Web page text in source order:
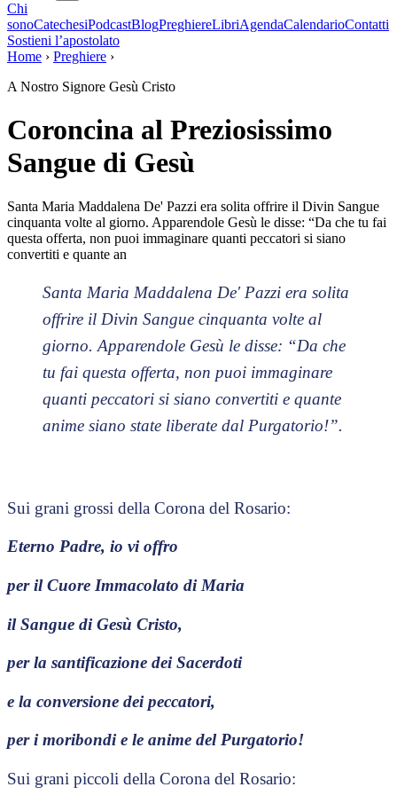
Chi
sonoCatechesiPodcastBlogPreghiereLibriAgendaCalendarioContatti
Sostieni l’apostolato
Home › Preghiere ›
A Nostro Signore Gesù Cristo
Coroncina al Preziosissimo
Sangue di Gesù
Santa Maria Maddalena De' Pazzi era solita offrire il Divin Sangue
cinquanta volte al giorno. Apparendole Gesù le disse: “Da che tu fai
questa offerta, non puoi immaginare quanti peccatori si siano
convertiti e quante an
Santa Maria Maddalena De' Pazzi era solita
offrire il Divin Sangue cinquanta volte al
giorno. Apparendole Gesù le disse: “Da che
tu fai questa offerta, non puoi immaginare
quanti peccatori si siano convertiti e quante
anime siano state liberate dal Purgatorio!”.
Sui grani grossi della Corona del Rosario:
Eterno Padre, io vi offro
per il Cuore Immacolato di Maria
il Sangue di Gesù Cristo,
per la santificazione dei Sacerdoti
e la conversione dei peccatori,
per i moribondi e le anime del Purgatorio!
Sui grani piccoli della Corona del Rosario: